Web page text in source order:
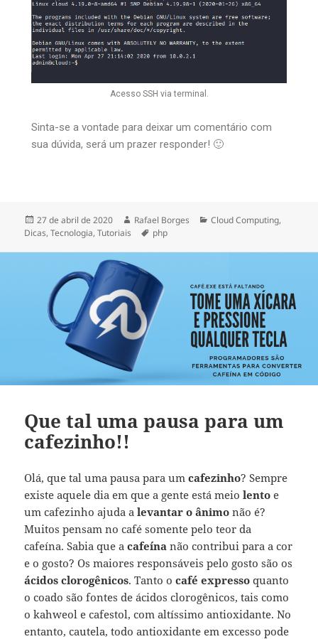
Acesso SSH via terminal.
Sinta-se a vontade para deixar um comentário com
sua dúvida, será um prazer responder! 🙂
27 de abril de 2020 Rafael Borges Cloud Computing,
Dicas,Tecnologia,Tutoriais php
Que tal uma pausa para um
cafezinho!!
Olá, que tal uma pausa para um cafezinho? Sempre
existe aquele dia em que a gente está meiolento e
um cafezinho ajuda alevantar o ânimo não é?
Muitos pensam no café somente pelo teor da
cafeína. Sabia que acafeína não contribui para a cor
e o gosto? Os maiores responsáveis pelo gosto são os
ácidos clorogênicos. Tanto ocafé expresso quanto
o coado são fontes de ácidos clorogênicos, tais como
o kahweol e cafestol, com altíssimo antioxidante. No
entanto, cautela, todo antioxidante em excesso pode